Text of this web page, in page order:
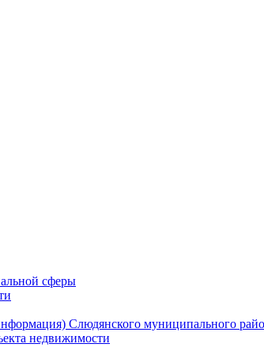
сферы
Слюдянского муниципального
недвижимости